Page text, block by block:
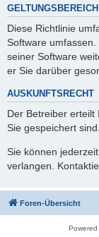
Diese Richtlinie
Software
seiner Software
er Sie darüber
AUSKUNFTSRECHT
Der Betreiber erteilt
Sie gespeichert sind.
Sie können
verlangen.
Foren-Übersicht
Powered